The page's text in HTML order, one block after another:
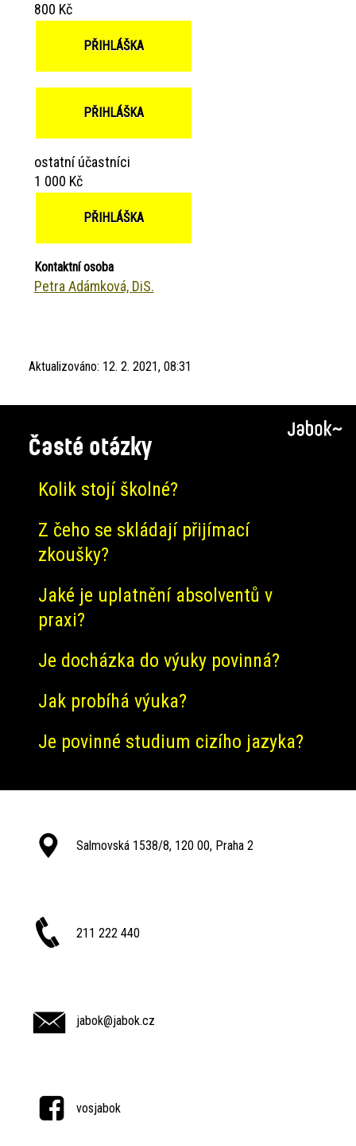
800 Kč
PŘIHLÁŠKA
PŘIHLÁŠKA
ostatní účastníci
1 000 Kč
PŘIHLÁŠKA
Kontaktní osoba
Petra Adámková, DiS.
Aktualizováno: 12. 2. 2021, 08:31
Časté otázky
Kolik stojí školné?
Z čeho se skládají přijímací
zkoušky?
Jaké je uplatnění absolventů v
praxi?
Je docházka do výuky povinná?
Jak probíhá výuka?
Je povinné studium cizího jazyka?
Salmovská 1538/8, 120 00, Praha 2
211 222 440
jabok@jabok.cz
vosjabok